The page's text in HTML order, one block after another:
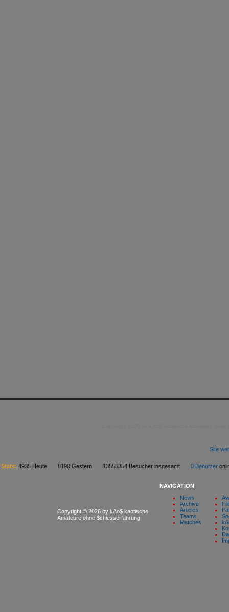
Site
Stats: 4935 Heute 8190 Gestern 13555354 Besucher insgesamt 0 Benutzer
Copyright © 2026 by kAo$ kaotische
Amateure ohne $chiesserfahrung
NAVIGATION
News
Archive
Articles
Teams
Matches